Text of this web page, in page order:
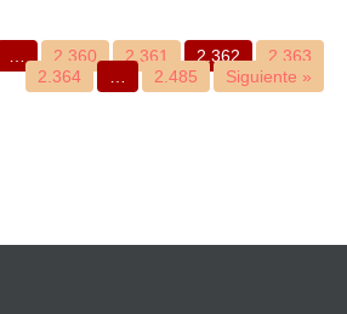
2.360 2.361 2.362
2.363
2.364
2.485 Siguiente »